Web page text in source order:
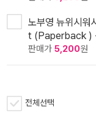
노부영 뉴위시
t (Paperback ) -
판매가 5,200원
전체선택